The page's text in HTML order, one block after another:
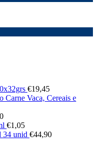
€19,45
Vaca, Cereais e
€1,05
34 unid €44,90